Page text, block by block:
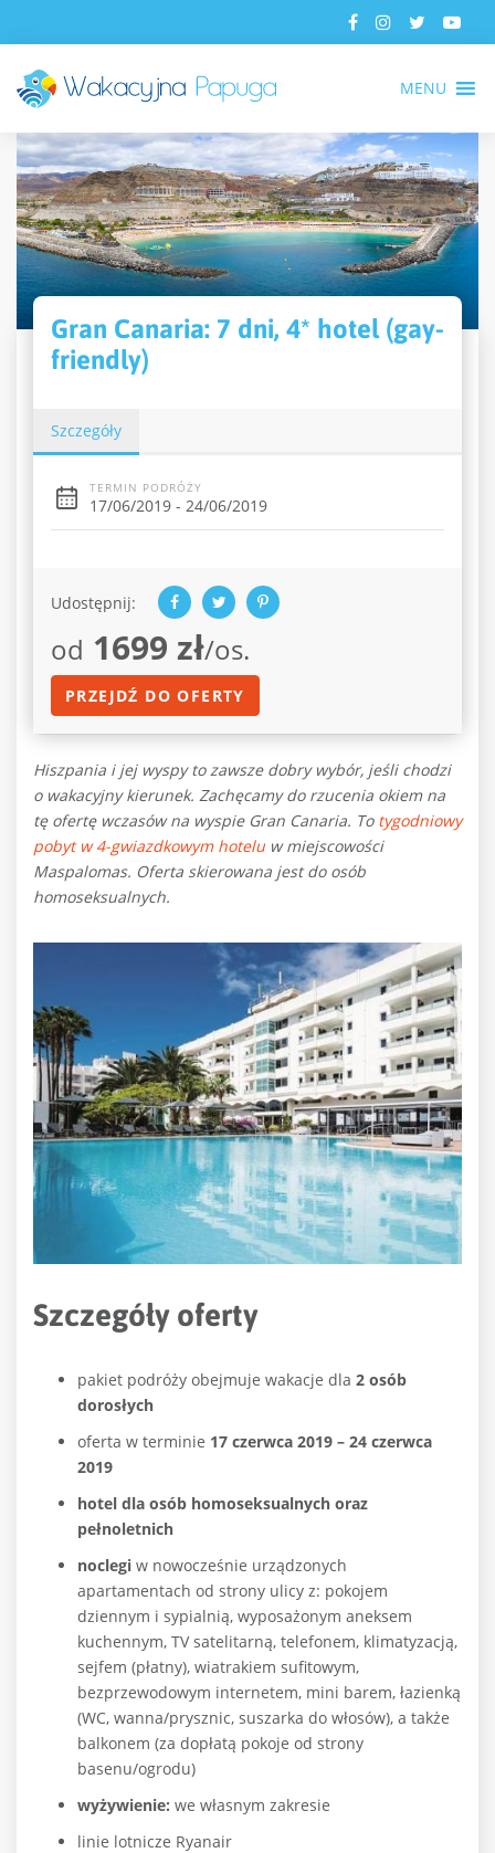
MENU
Gran Canaria: 7 dni, 4* hotel (gay-
friendly)
Szczegóły
TERMIN PODRÓŻY
17/06/2019 - 24/06/2019
Udostępnij:
od 1699 zł/os.
PRZEJDŹ DO OFERTY
Hiszpania i jej wyspy to zawsze dobry wybór, jeśli chodzi
o wakacyjny kierunek. Zachęcamy do rzucenia okiem na
tę ofertę wczasów na wyspie Gran Canaria. To tygodniowy
pobyt w 4-gwiazdkowym hotelu w miejscowości
Maspalomas. Oferta skierowana jest do osób
homoseksualnych.
Szczegóły oferty
pakiet podróży obejmuje wakacje dla 2 osób
dorosłych
oferta w terminie 17 czerwca 2019 – 24 czerwca
2019
hotel dla osób homoseksualnych oraz
pełnoletnich
noclegi w nowocześnie urządzonych
apartamentach od strony ulicy z: pokojem
dziennym i sypialnią, wyposażonym aneksem
kuchennym, TV satelitarną, telefonem, klimatyzacją,
sejfem (płatny), wiatrakiem sufitowym,
bezprzewodowym internetem, mini barem, łazienką
(WC, wanna/prysznic, suszarka do włosów), a także
balkonem (za dopłatą pokoje od strony
basenu/ogrodu)
wyżywienie: we własnym zakresie
linie lotnicze Ryanair